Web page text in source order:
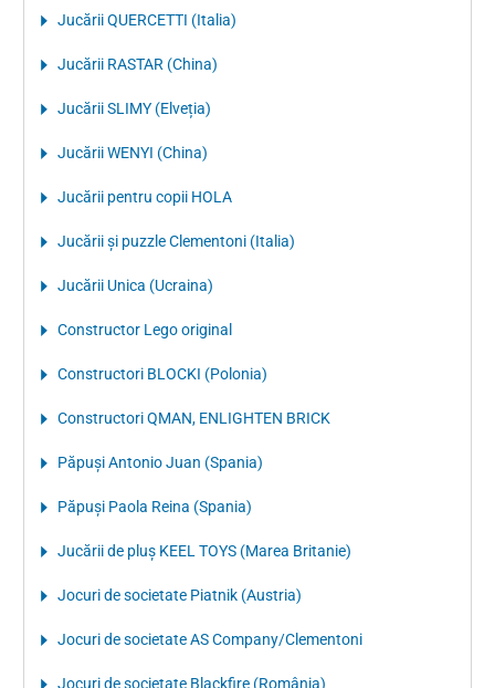
Jucării QUERCETTI (Italia)
Jucării RASTAR (China)
Jucării SLIMY (Elveția)
Jucării WENYI (China)
Jucării pentru copii HOLA
Jucării și puzzle Clementoni (Italia)
Jucării Unica (Ucraina)
Constructor Lego original
Constructori BLOCKI (Polonia)
Constructori QMAN, ENLIGHTEN BRICK
Păpuși Antonio Juan (Spania)
Păpuși Paola Reina (Spania)
Jucării de pluș KEEL TOYS (Marea Britanie)
Jocuri de societate Piatnik (Austria)
Jocuri de societate AS Company/Clementoni
Jocuri de societate Blackfire (România)